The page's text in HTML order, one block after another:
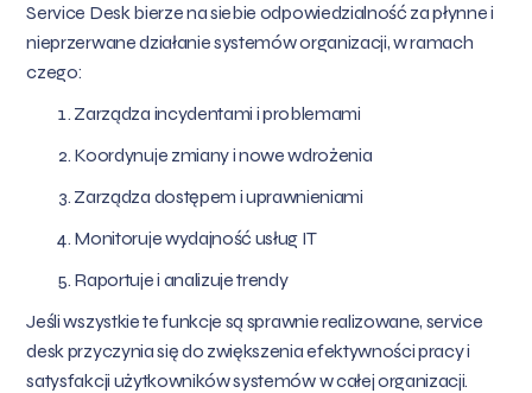
Service Desk bierze na siebie odpowiedzialność za płynne i
nieprzerwane działanie systemów organizacji, w ramach
czego:
Zarządza incydentami i problemami
Koordynuje zmiany i nowe wdrożenia
Zarządza dostępem i uprawnieniami
Monitoruje wydajność usług IT
Raportuje i analizuje trendy
Jeśli wszystkie te funkcje są sprawnie realizowane, service
desk przyczynia się do zwiększenia efektywności pracy i
satysfakcji użytkowników systemów w całej organizacji.